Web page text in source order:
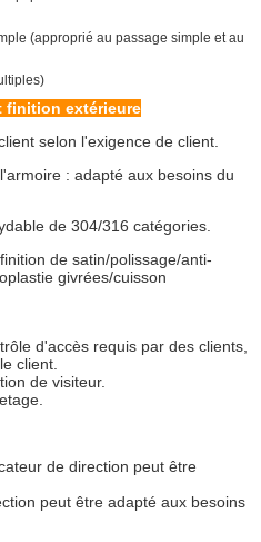
(approprié au passage simple et au
finition extérieure
selon l'exigence de client.
: adapté aux besoins du
de 304/316 catégories.
de satin/polissage/anti-
givrées/cuisson
d'accès requis par des clients,
client.
de visiteur.
de direction peut être
peut être adapté aux besoins